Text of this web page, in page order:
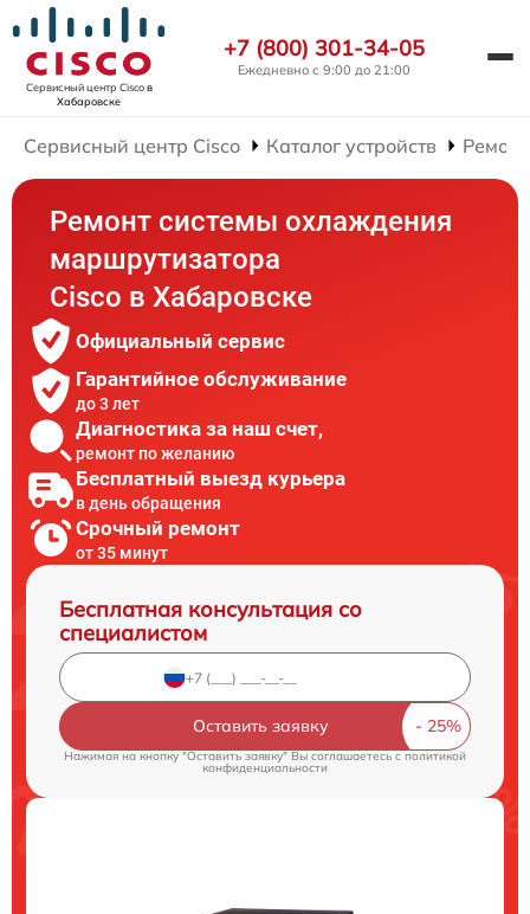
Сервисный центр Ciscoв
Хабаровске
+7 (800) 301-34-05
Ежедневно с 9:00 до 21:00
Сервисный центр Cisco Каталог устройств
Ремонт системы охлаждения
маршрутизатора
Cisco в Хабаровске
Официальный сервис
Гарантийное обслуживание
до 3 лет
Диагностика за наш счет,
ремонт по желанию
Бесплатный выезд курьера
в день обращения
Срочный ремонт
от 35 минут
Бесплатная консультация со
специалистом
Оставить заявку
Нажимая на кнопку "Оставить заявку" Вы соглашаетесь cполитикой
конфиденциальности